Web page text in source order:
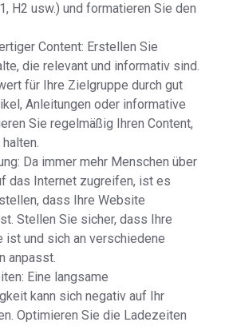
H2 usw.) und formatieren Sie den
Content: Erstellen Sie
die relevant und informativ sind.
für Ihre Zielgruppe durch gut
Anleitungen oder informative
Sie regelmäßig Ihren Content,
Da immer mehr Menschen über
das Internet zugreifen, ist es
dass Ihre Website
Stellen Sie sicher, dass Ihre
und sich an verschiedene
anpasst.
Eine langsame
kann sich negativ auf Ihr
Optimieren Sie die Ladezeiten